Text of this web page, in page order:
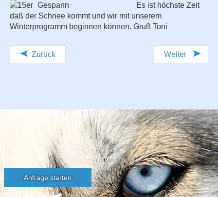
Es ist höchste Zeit
daß der Schnee kommt und wir mit unserem
Winterprogramm beginnen können. Gruß Toni
Zurück Weiter
Anfrage starten